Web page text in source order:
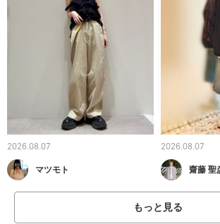
2026.08.07
マツモト
2026.08.07
齋藤 聖
もっと見る